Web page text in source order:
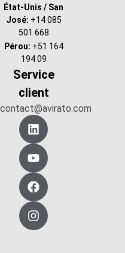
État-Unis / San
José: +14 085
501 668
Pérou: +51 164
194 09
Service
client
contact@avirato.com